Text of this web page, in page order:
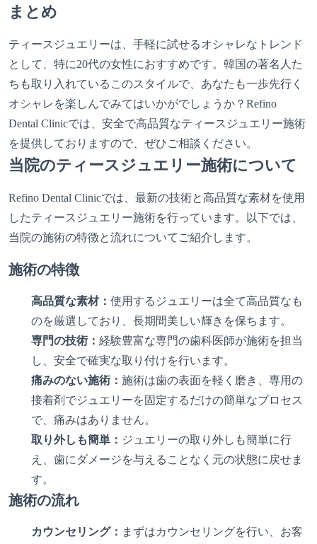
まとめ
ティースジュエリーは、手軽に試せるオシャレなトレンド
として、特に20代の女性におすすめです。韓国の著名人た
ちも取り入れているこのスタイルで、あなたも一歩先行く
オシャレを楽しんでみてはいかがでしょうか？Refino
Dental Clinicでは、安全で高品質なティースジュエリー施術
を提供しておりますので、ぜひご相談ください。
当院のティースジュエリー施術について
Refino Dental Clinicでは、最新の技術と高品質な素材を使用
したティースジュエリー施術を行っています。以下では、
当院の施術の特徴と流れについてご紹介します。
施術の特徴
高品質な素材： 使用するジュエリーは全て高品質なも
のを厳選しており、長期間美しい輝きを保ちます。
専門の技術： 経験豊富な専門の歯科医師が施術を担当
し、安全で確実な取り付けを行います。
痛みのない施術： 施術は歯の表面を軽く磨き、専用の
接着剤でジュエリーを固定するだけの簡単なプロセス
で、痛みはありません。
取り外しも簡単： ジュエリーの取り外しも簡単に行
え、歯にダメージを与えることなく元の状態に戻せま
す。
施術の流れ
カウンセリング： まずはカウンセリングを行い、お客